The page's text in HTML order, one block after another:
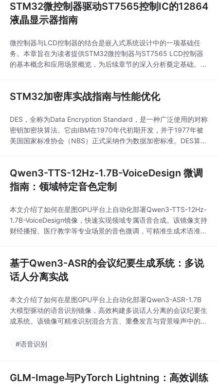
STM32微控制器驱动ST7565控制IC的12864
液晶显示器指南
微控制器与LCD控制器的结合是嵌入式系统设计中的一项基础任
务。本章旨在为读者提供STM32微控制器与ST7565 LCD控制器
的基本概念和应用场景概览，为后续章节的深入分析奠定基础。S
低功耗以及丰富的外设接口而受到广泛的赞誉。STM32在工业、
STM32加密库实战指南与性能优化
DES，全称为Data Encryption Standard，是一种广泛使用的对称
密钥加密块算法。它由IBM在1970年代初期开发，并于1977年被
美国国家标准协会（NBS）正式采纳作为数据加密标准。DES算法
重数据加密标准，它是对原始的DES（Data Encryp
Qwen3-TTS-12Hz-1.7B-VoiceDesign 微调
指南：领域特定音色定制
本文介绍了如何在星图GPU平台上自动化部署Qwen3-TTS-12Hz-
1.7B-VoiceDesign镜像，快速实现领域专属语音合成。该镜像支持
财经播报、医疗教学等专业场景的音色微调，可精准生成术语准
基于Qwen3-ASR的会议纪要生成系统：多说
话人分离实战
本文介绍了如何在星图GPU平台上自动化部署Qwen3-ASR-1.7B
大模型驱动的语音识别镜像，高效构建多说话人分离的会议纪要生
成系统。该镜像可精准识别混合方言、重叠发言与背景噪声中的语
纪要，显著提升会后整理效率。
#语音识别
GLM-Image与PyTorch Lightning：高效训练